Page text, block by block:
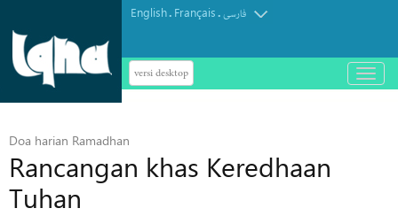
English. Français.فارسی
versi desktop
باز
و
Doa harian Ramadhan
Rancangan khas Keredhaan
Tuhan